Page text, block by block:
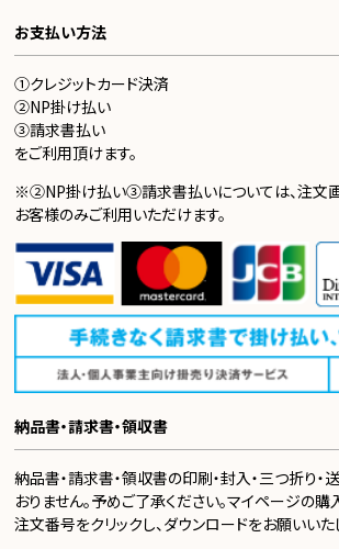
お支払い方法
①クレジットカード決済
②NP掛け払い
③請求書払い
をご利用頂けます。
※②NP掛け払い③請求書払いについては、注文
お客様のみご利用いただけます。
納品書・請求書・領収書
納品書・請求書・領収書の印刷・封入・三つ折り・
おりません。予めご了承ください。マイページの
注文番号をクリックし、ダウンロードをお願いいた